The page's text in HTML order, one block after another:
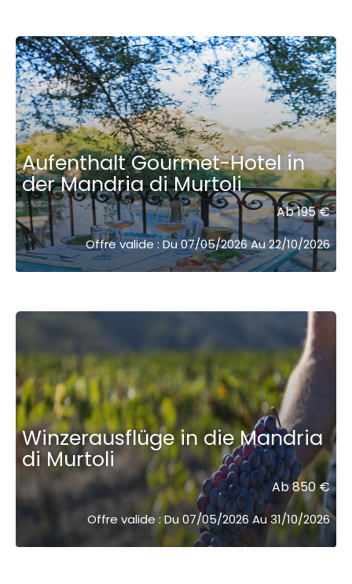
Aufenthalt Gourmet-Hotel in
der Mandria di Murtoli
Ab 195 €
Offre valide : Du 07/05/2026 Au 22/10/2026
Winzerausflüge in die Mandria
di Murtoli
Ab 850 €
Offre valide : Du 07/05/2026 Au 31/10/2026